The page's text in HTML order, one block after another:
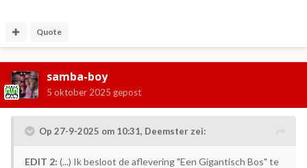
Quote
samba-boy
5 oktober 2025 gepost
Op 27-9-2025 om 10:31, Deemster zei:
EDIT 2: (...) Ik besloot de aflevering "Een Gigantisch Bos" te